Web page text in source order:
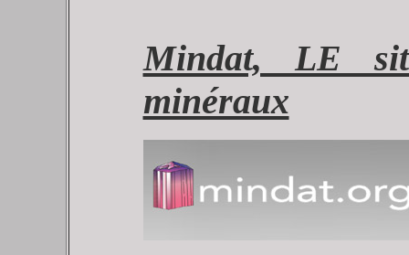
Mindat, LE
minéraux